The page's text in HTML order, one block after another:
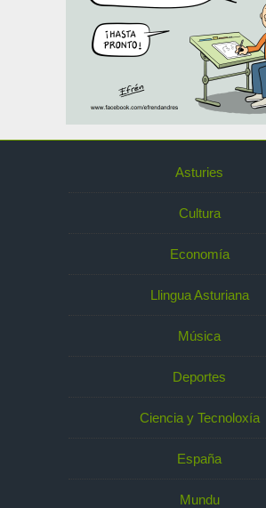
Asturies
Cultura
Economía
Llingua Asturiana
Música
Deportes
Ciencia y Tecnoloxía
España
Mundu